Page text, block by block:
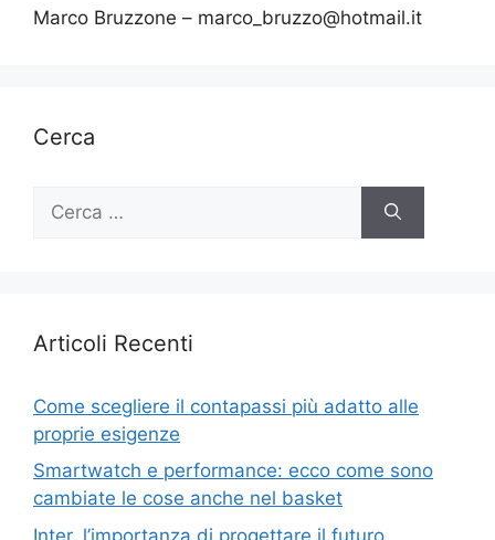
Marco Bruzzone – marco_bruzzo@hotmail.it
Cerca
per:
Articoli Recenti
Come scegliere il contapassi più adatto alle
proprie esigenze
Smartwatch e performance: ecco come sono
cambiate le cose anche nel basket
Inter, l’importanza di progettare il futuro